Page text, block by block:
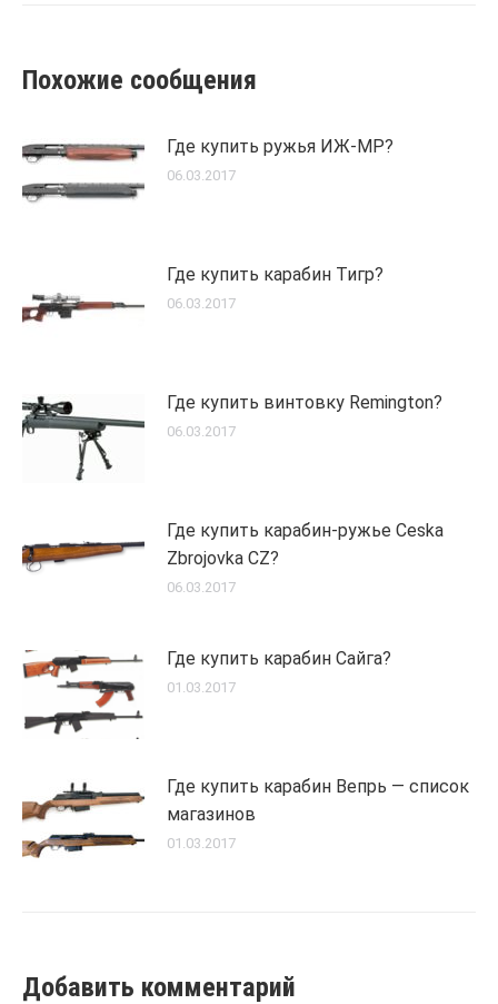
Похожие сообщения
Где купить ружья ИЖ-МР?
06.03.2017
Где купить карабин Тигр?
06.03.2017
Где купить винтовку Remington?
06.03.2017
Где купить карабин-ружье Ceska
Zbrojovka CZ?
06.03.2017
Где купить карабин Сайга?
01.03.2017
Где купить карабин Вепрь — список
магазинов
01.03.2017
Добавить комментарий